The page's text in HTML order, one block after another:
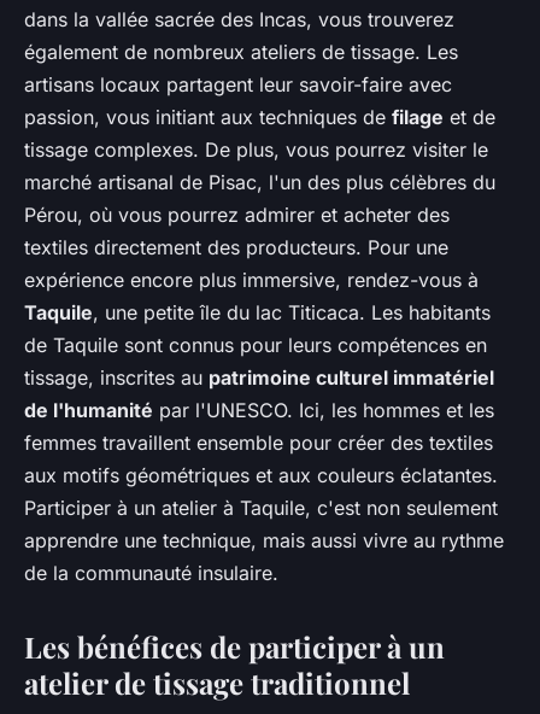
dans la vallée sacrée des Incas, vous trouverez
également de nombreux ateliers de tissage. Les
artisans locaux partagent leur savoir-faire avec
passion, vous initiant aux techniques de filage et de
tissage complexes. De plus, vous pourrez visiter le
marché artisanal de Pisac, l'un des plus célèbres du
Pérou, où vous pourrez admirer et acheter des
textiles directement des producteurs. Pour une
expérience encore plus immersive, rendez-vous à
Taquile, une petite île du lac Titicaca. Les habitants
de Taquile sont connus pour leurs compétences en
tissage, inscrites au patrimoine culturel immatériel
de l'humanité par l'UNESCO. Ici, les hommes et les
femmes travaillent ensemble pour créer des textiles
aux motifs géométriques et aux couleurs éclatantes.
Participer à un atelier à Taquile, c'est non seulement
apprendre une technique, mais aussi vivre au rythme
de la communauté insulaire.
Les bénéfices de participer à un
atelier de tissage traditionnel